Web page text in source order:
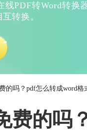
线PDF转Word转换
转换。
的吗？pdf怎么转成word格
费的吗